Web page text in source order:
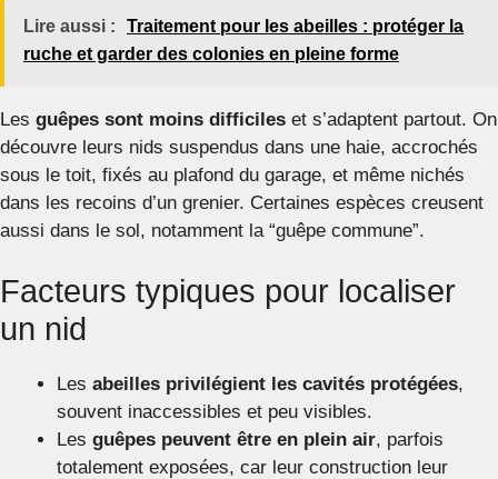
Lire aussi :
Traitement pour les abeilles : protéger la
ruche et garder des colonies en pleine forme
Les guêpes sont moins difficiles et s’adaptent partout. On
découvre leurs nids suspendus dans une haie, accrochés
sous le toit, fixés au plafond du garage, et même nichés
dans les recoins d’un grenier. Certaines espèces creusent
aussi dans le sol, notamment la “guêpe commune”.
Facteurs typiques pour localiser
un nid
Les abeilles privilégient les cavités protégées,
souvent inaccessibles et peu visibles.
Les guêpes peuvent être en plein air, parfois
totalement exposées, car leur construction leur